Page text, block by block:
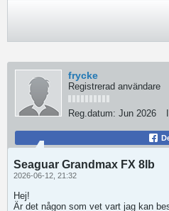
frycke
Registrerad användare
Reg.datum: Jun 2026
Seaguar Grandmax FX 8lb
2026-06-12, 21:32
Hej!
Är det någon som vet vart jag kan